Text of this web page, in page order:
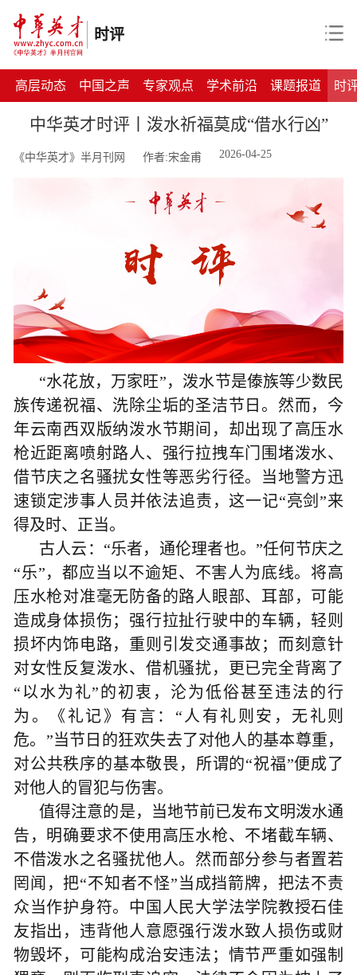
时评
高层动态 中国之声 专家观点 学术前沿 课题报道 时
中华英才时评丨泼水祈福莫成“借水行凶”
《中华英才》半月刊网 作者:宋金甫 2026-04-25
“水花放，万家旺”，泼水节是傣族等少数民
族传递祝福、洗除尘垢的圣洁节日。然而，今
年云南西双版纳泼水节期间，却出现了高压水
枪近距离喷射路人、强行拉拽车门围堵泼水、
借节庆之名骚扰女性等恶劣行径。当地警方迅
速锁定涉事人员并依法追责，这一记“亮剑”来
得及时、正当。
古人云：“乐者，通伦理者也。”任何节庆之
“乐”，都应当以不逾矩、不害人为底线。将高
压水枪对准毫无防备的路人眼部、耳部，可能
造成身体损伤；强行拉扯行驶中的车辆，轻则
损坏内饰电路，重则引发交通事故；而刻意针
对女性反复泼水、借机骚扰，更已完全背离了
“以水为礼”的初衷，沦为低俗甚至违法的行
为。《礼记》有言：“人有礼则安，无礼则
危。”当节日的狂欢失去了对他人的基本尊重，
对公共秩序的基本敬畏，所谓的“祝福”便成了
对他人的冒犯与伤害。
值得注意的是，当地节前已发布文明泼水通
告，明确要求不使用高压水枪、不堵截车辆、
不借泼水之名骚扰他人。然而部分参与者置若
罔闻，把“不知者不怪”当成挡箭牌，把法不责
众当作护身符。中国人民大学法学院教授石佳
友指出，违背他人意愿强行泼水致人损伤或财
物毁坏，可能构成治安违法；情节严重如强制